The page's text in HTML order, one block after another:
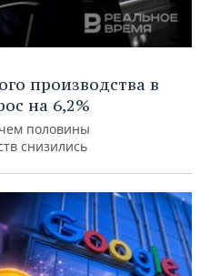
производства в
на 6,2%
половины
снизились